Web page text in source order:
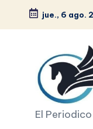
Saltar
contenido
jue., 6 ago.
p
El